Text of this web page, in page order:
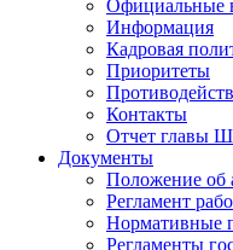
Официальные
Информация
Кадровая
Приоритеты
Контакты
Отчет главы
Документы
Положение об
Регламент
Нормативные
Регламенты